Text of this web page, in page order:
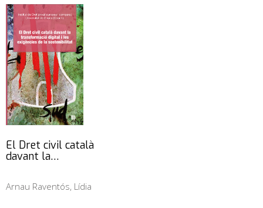
El Dret civil català
davant la…
Arnau Raventós, Lídia